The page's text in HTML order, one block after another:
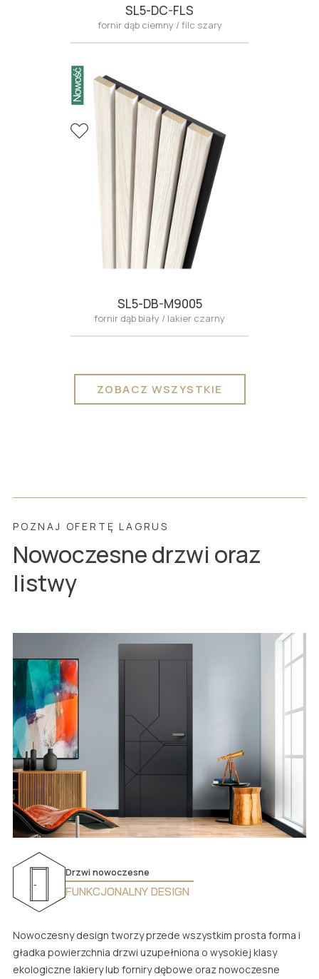
SL5-DC-FLS
fornir dąb ciemny / filc szary
SL5-DB-M9005
fornir dąb biały / lakier czarny
ZOBACZ WSZYSTKIE
POZNAJ OFERTĘ LAGRUS
Nowoczesne drzwi oraz
listwy
Drzwi nowoczesne
FUNKCJONALNY DESIGN
Nowoczesny design tworzy przede wszystkim prosta forma i
gładka powierzchnia drzwi uzupełniona o wysokiej klasy
ekologiczne lakiery lub forniry dębowe oraz nowoczesne